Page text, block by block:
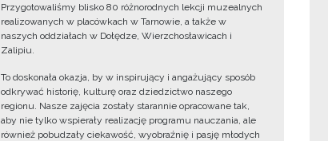
Przygotowaliśmy blisko 80 różnorodnych lekcji muzealnych
realizowanych w placówkach w Tarnowie, a także w
naszych oddziałach w Dołędze, Wierzchosławicach i
Zalipiu.
To doskonała okazja, by w inspirujący i angażujący sposób
odkrywać historię, kulturę oraz dziedzictwo naszego
regionu. Nasze zajęcia zostały starannie opracowane tak,
aby nie tylko wspierały realizację programu nauczania, ale
również pobudzały ciekawość, wyobraźnię i pasję młodych